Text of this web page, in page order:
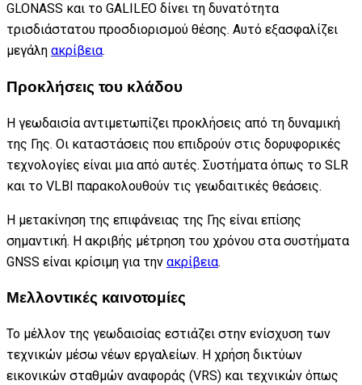
GLONASS και το GALILEO δίνει τη δυνατότητα
τρισδιάστατου προσδιορισμού θέσης. Αυτό εξασφαλίζει
μεγάλη ακρίβεια.
Προκλήσεις του κλάδου
Η γεωδαισία αντιμετωπίζει προκλήσεις από τη δυναμική
της Γης. Οι καταστάσεις που επιδρούν στις δορυφορικές
τεχνολογίες είναι μια από αυτές. Συστήματα όπως το SLR
και το VLBI παρακολουθούν τις γεωδαιτικές θεάσεις.
Η μετακίνηση της επιφάνειας της Γης είναι επίσης
σημαντική. Η ακριβής μέτρηση του χρόνου στα συστήματα
GNSS είναι κρίσιμη για την ακρίβεια.
Μελλοντικές καινοτομίες
Το μέλλον της γεωδαισίας εστιάζει στην ενίσχυση των
τεχνικών μέσω νέων εργαλείων. Η χρήση δικτύων
εικονικών σταθμών αναφοράς (VRS) και τεχνικών όπως